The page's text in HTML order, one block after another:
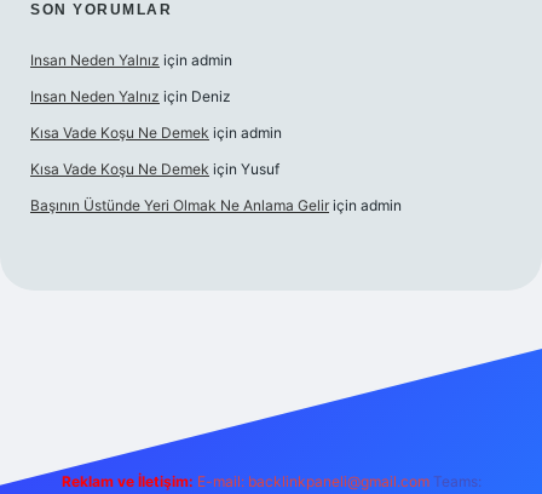
SON YORUMLAR
Insan Neden Yalnız için admin
Insan Neden Yalnız için Deniz
Kısa Vade Koşu Ne Demek için admin
Kısa Vade Koşu Ne Demek için Yusuf
Başının Üstünde Yeri Olmak Ne Anlama Gelir için admin
Reklam ve İletişim: E-mail: backlinkpaneli@gmail.com Teams: